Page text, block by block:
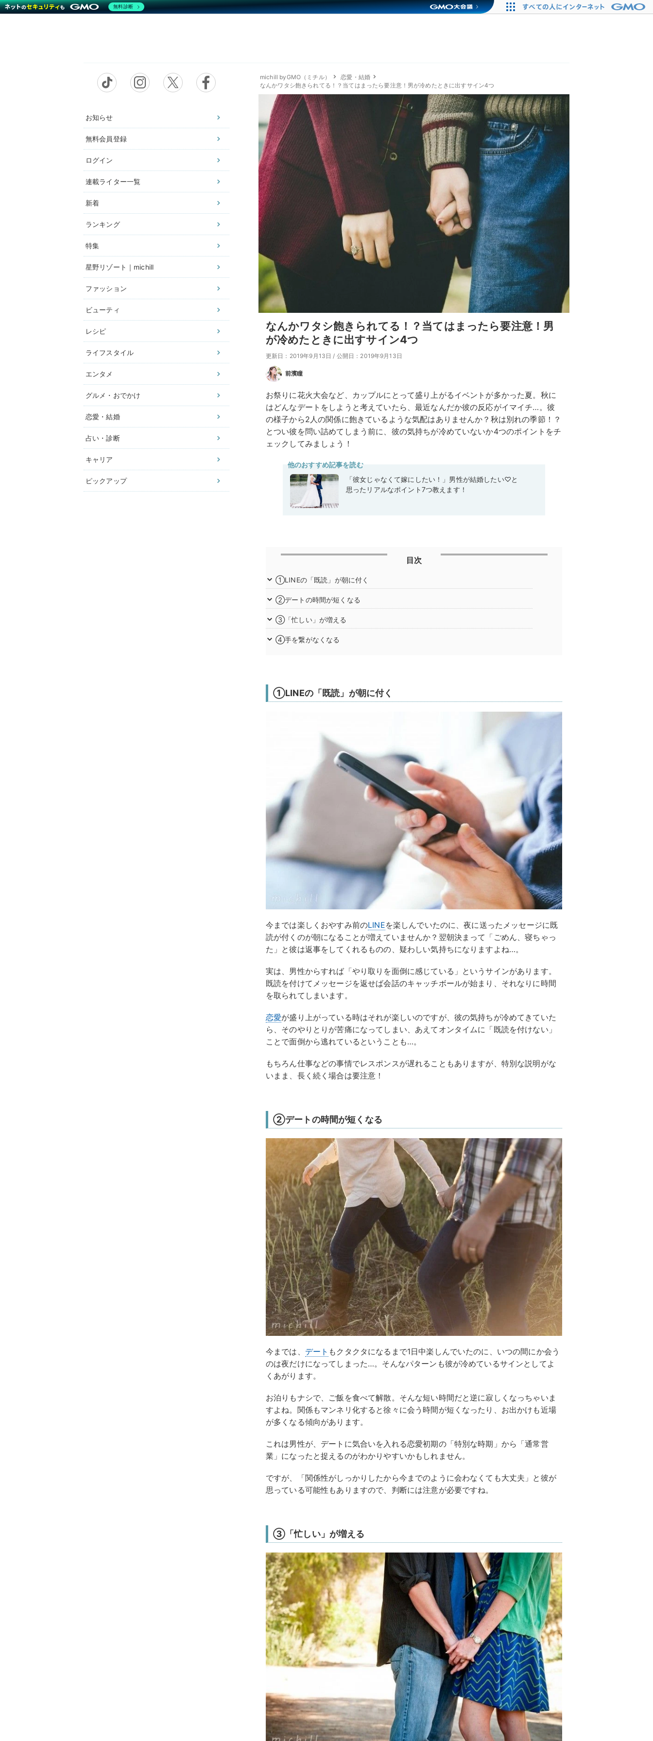
お知らせ
無料会員登録
ログイン
連載ライター一覧
新着
ランキング
特集
星野リゾート｜michill
ファッション
ビューティ
レシピ
ライフスタイル
エンタメ
グルメ・おでかけ
恋愛・結婚
占い・診断
キャリア
ピックアップ
michill byGMO（ミチル）
恋愛・結婚
なんかワタシ飽きられてる！？当てはまったら要注意！男が冷めたときに出すサイン4つ
なんかワタシ飽きられてる！？当てはまったら要注意！男
が冷めたときに出すサイン4つ
更新日：2019年9月13日 / 公開日：2019年9月13日
前濱瞳
お祭りに花火大会など、カップルにとって盛り上がるイベントが多かった夏。秋に
はどんなデートをしようと考えていたら、最近なんだか彼の反応がイマイチ…。彼
の様子から2人の関係に飽きているような気配はありませんか？秋は別れの季節！？
とつい彼を問い詰めてしまう前に、彼の気持ちが冷めていないか4つのポイントをチ
ェックしてみましょう！
他のおすすめ記事を読む
「彼女じゃなくて嫁にしたい！」男性が結婚したい♡と
思ったリアルなポイント7つ教えます！
目次
①LINEの「既読」が朝に付く
②デートの時間が短くなる
③「忙しい」が増える
④手を繋がなくなる
①LINEの「既読」が朝に付く
今までは楽しくおやすみ前のLINEを楽しんでいたのに、夜に送ったメッセージに既
読が付くのが朝になることが増えていませんか？翌朝決まって「ごめん、寝ちゃっ
た」と彼は返事をしてくれるものの、疑わしい気持ちになりますよね…。
実は、男性からすれば「やり取りを面倒に感じている」というサインがあります。
既読を付けてメッセージを返せば会話のキャッチボールが始まり、それなりに時間
を取られてしまいます。
恋愛が盛り上がっている時はそれが楽しいのですが、彼の気持ちが冷めてきていた
ら、そのやりとりが苦痛になってしまい、あえてオンタイムに「既読を付けない」
ことで面倒から逃れているということも…。
もちろん仕事などの事情でレスポンスが遅れることもありますが、特別な説明がな
いまま、長く続く場合は要注意！
②デートの時間が短くなる
今までは、 デート もクタクタになるまで1日中楽しんでいたのに、いつの間にか会う
のは夜だけになってしまった…。そんなパターンも彼が冷めているサインとしてよ
くあがります。
お泊りもナシで、ご飯を食べて解散。そんな短い時間だと逆に寂しくなっちゃいま
すよね。関係もマンネリ化すると徐々に会う時間が短くなったり、お出かけも近場
が多くなる傾向があります。
これは男性が、デートに気合いを入れる恋愛初期の「特別な時期」から「通常営
業」になったと捉えるのがわかりやすいかもしれません。
ですが、「関係性がしっかりしたから今までのように会わなくても大丈夫」と彼が
思っている可能性もありますので、判断には注意が必要ですね。
③「忙しい」が増える
無料診断